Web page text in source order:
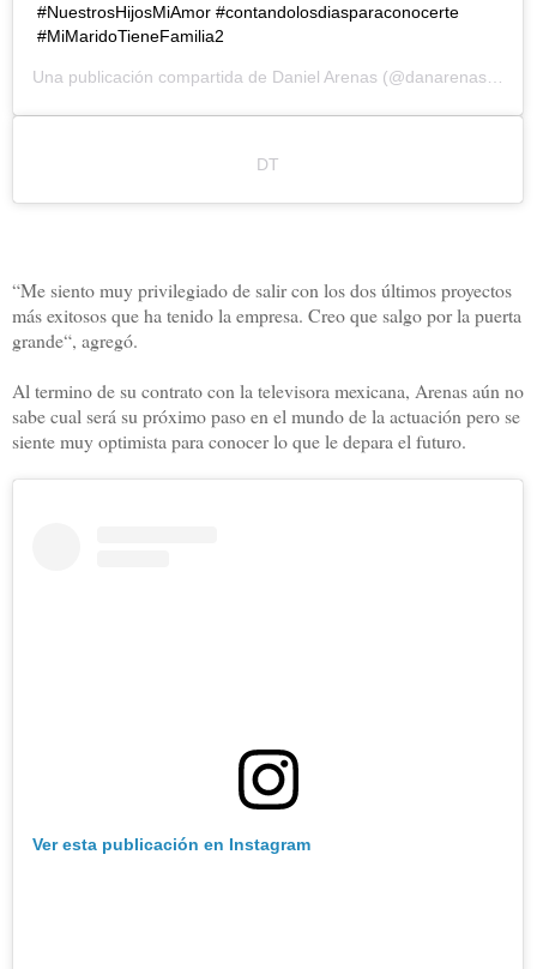
#NuestrosHijosMiAmor #contandolosdiasparaconocerte
#MiMaridoTieneFamilia2
Una publicación compartida de Daniel Arenas (@danarenas) el
DT
“Me siento muy privilegiado de salir con los dos últimos proyectos
más exitosos que ha tenido la empresa. Creo que salgo por la puerta
grande“, agregó.
Al termino de su contrato con la televisora mexicana, Arenas aún no
sabe cual será su próximo paso en el mundo de la actuación pero se
siente muy optimista para conocer lo que le depara el futuro.
Ver esta publicación en Instagram